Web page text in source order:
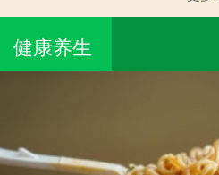
健康养生